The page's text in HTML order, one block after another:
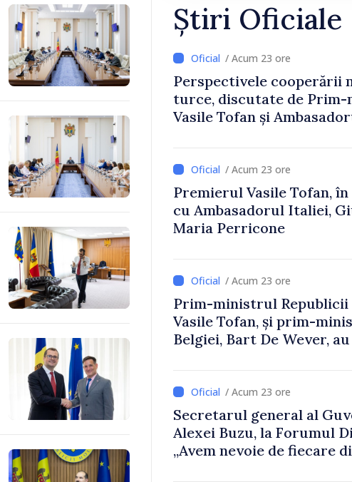
Știri Oficiale
/ Acum 23 ore
Perspectivele cooperării
turce, discutate de
Vasile Tofan și
/ Acum 23 ore
Premierul Vasile Tofan,
cu Ambasadorul Italiei,
Maria Perricone
/ Acum 23 ore
Prim-ministrul Republicii
Vasile Tofan, și prim-
Belgiei, Bart De Wever,
/ Acum 23 ore
Secretarul general al
Alexei Buzu, la Forumul
„Avem nevoie de fiecare